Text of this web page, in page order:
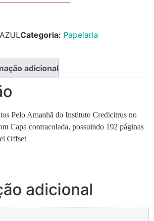
Categoria: Papelaria
adicional
Pelo Amanhã do Instituto Credicitrus no
Capa contracolada, possuindo 192 páginas
Offset
adicional